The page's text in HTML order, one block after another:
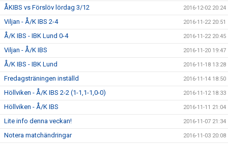
ÅKIBS vs Förslöv lördag 3/12 2016-12-02 20:24
Viljan - Å/K IBS 2-4 2016-11-22 20:51
Å/K IBS - IBK Lund 0-4 2016-11-22 20:45
Viljan - Å/K IBS 2016-11-20 19:47
Å/K IBS - IBK Lund 2016-11-18 13:28
Fredagsträningen inställd 2016-11-14 18:50
Höllviken - Å/K IBS 2-2 (1-1,1-1,0-0) 2016-11-12 18:33
Höllviken - Å/K IBS 2016-11-11 21:04
Lite info denna veckan! 2016-11-07 21:34
Notera matchändringar 2016-11-03 20:08